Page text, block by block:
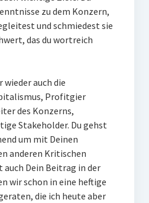
zu dem Konzern,
und schmiedest sie
das du wortreich
auch die
Profitgier
des Konzerns,
Stakeholder. Du gehst
um mit Deinen
anderen Kritischen
Dein Beitrag in der
wir schon in eine heftige
die ich heute aber